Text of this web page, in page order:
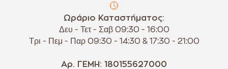
Ωράριο Καταστήματος:
Δευ - Τετ - Σαβ 09:30 - 16:00
Τρι - Πεμ - Παρ 09:30 - 14:30 & 17:30 - 21:00
Αρ. ΓΕΜΗ: 180155627000